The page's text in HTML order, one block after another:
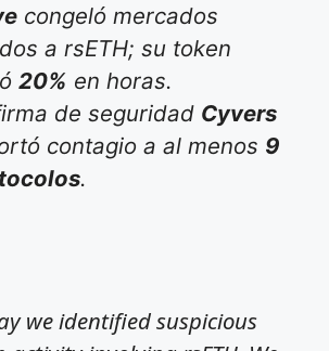
congeló mercados
a rsETH; su token
20% en horas.
de seguridad Cyvers
contagio a al menos 9
.
we identified suspicious